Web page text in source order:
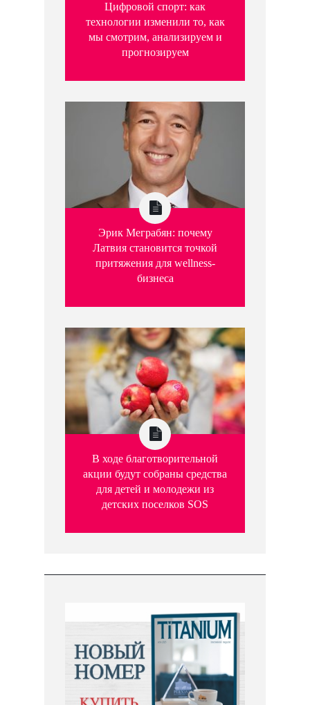
Цифровой спорт: как
технологии изменили то, как
мы смотрим, анализируем и
прогнозируем
Эрик Меграбян: почему
Латвия становится точкой
притяжения для wellness-
бизнеса
В ходе благотворительной
акции будут собраны средства
для детей и молодежи из
детских поселков SOS